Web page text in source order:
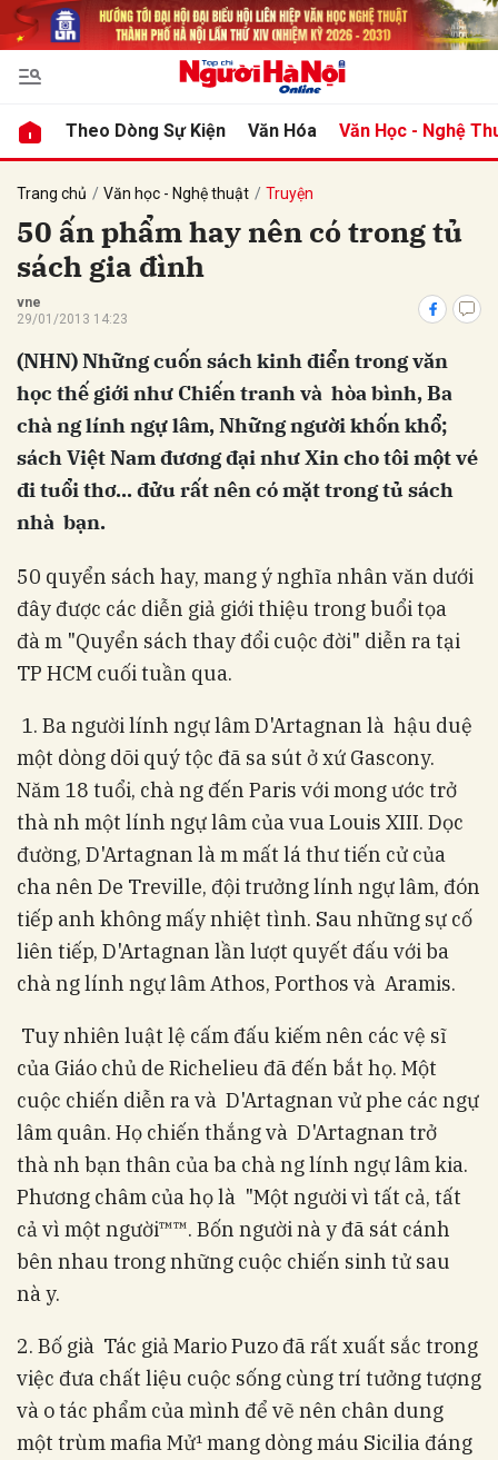
Theo Dòng Sự Kiện Văn Hóa Văn Học - Nghệ
Trang chủ Văn học - Nghệ thuật Truyện
50 ấn phẩm hay nên có trong tủ
sách gia đình
vne
29/01/2013 14:23
(NHN) Những cuốn sách kinh điển trong văn
học thế giới như Chiến tranh và hòa bình, Ba
chà ng lính ngự lâm, Những người khốn khổ;
sách Việt Nam đương đại như Xin cho tôi một vé
đi tuổi thơ... đửu rất nên có mặt trong tủ sách
nhà bạn.
50 quyển sách hay, mang ý nghĩa nhân văn dưới
đây được các diễn giả giới thiệu trong buổi tọa
đà m "Quyển sách thay đổi cuộc đời" diễn ra tại
TP HCM cuối tuần qua.
1. Ba người lính ngự lâm D'Artagnan là hậu duệ
một dòng dõi quý tộc đã sa sút ở xứ Gascony.
Năm 18 tuổi, chà ng đến Paris với mong ước trở
thà nh một lính ngự lâm của vua Louis XIII. Dọc
đường, D'Artagnan là m mất lá thư tiến cử­ của
cha nên De Treville, đội trưởng lính ngự lâm, đón
tiếp anh không mấy nhiệt tình. Sau những sự cố
liên tiếp, D'Artagnan lần lượt quyết đấu với ba
chà ng lính ngự lâm Athos, Porthos và Aramis.
Tuy nhiên luật lệ cấm đấu kiếm nên các vệ sĩ
của Giáo chủ de Richelieu đã đến bắt họ. Một
cuộc chiến diễn ra và D'Artagnan vử phe các ngự
lâm quân. Họ chiến thắng và D'Artagnan trở
thà nh bạn thân của ba chà ng lính ngự lâm kia.
Phương châm của họ là "Một người vì tất cả, tất
cả vì một người™™. Bốn người nà y đã sát cánh
bên nhau trong những cuộc chiến sinh tử­ sau
nà y.
2. Bố già Tác giả Mario Puzo đã rất xuất sắc trong
việc đưa chất liệu cuộc sống cùng trí tưởng tượng
và o tác phẩm của mình để vẽ nên chân dung
một trùm mafia Mử¹ mang dòng máu Sicilia đáng
luận
Hủy